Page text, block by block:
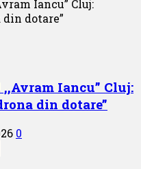
Iancu” Cluj:
din dotare”
0